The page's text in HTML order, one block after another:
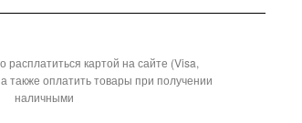
картой на сайте (Visa,
оплатить товары при получении
наличными